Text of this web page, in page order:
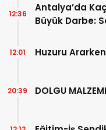
Antalya’da
Büyük Darbe:
12:36
Huzuru
12:01
DOLGU
20:39